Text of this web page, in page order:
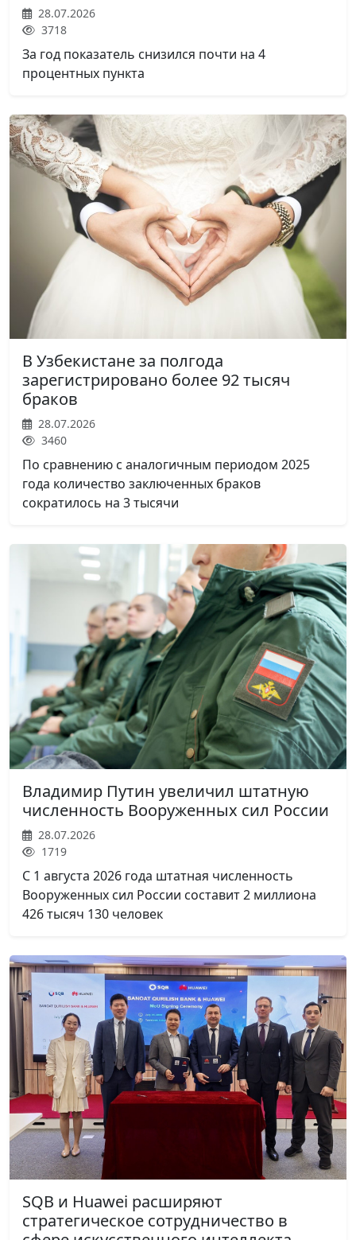
28.07.2026
3718
За год показатель снизился почти на 4
процентных пункта
В Узбекистане за полгода
зарегистрировано более 92 тысяч
браков
28.07.2026
3460
По сравнению с аналогичным периодом 2025
года количество заключенных браков
сократилось на 3 тысячи
Владимир Путин увеличил штатную
численность Вооруженных сил России
28.07.2026
1719
С 1 августа 2026 года штатная численность
Вооруженных сил России составит 2 миллиона
426 тысяч 130 человек
SQB и Huawei расширяют
стратегическое сотрудничество в